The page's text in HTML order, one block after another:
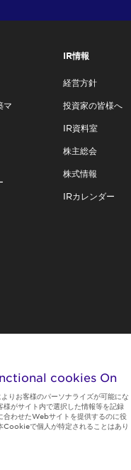
マ
IR情報
経営方針
投資家の皆様へ
IR資料室
株主総会
株式情報
IRカレンダー
cookies On
りお客様のパーソナライズが可能にな
様がサイト内で選択した情報等を記録
合わせたWebサイトを提供するのに役
Cookieで個人が特定されることはあり